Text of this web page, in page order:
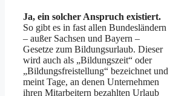
Ja, ein solcher Anspruch existiert.
So gibt es in fast allen Bundes­ländern
– außer Sachsen und Bayern –
Gesetze zum Bildungs­urlaub. Dieser
wird auch als „Bildungs­zeit“ oder
„Bildungs­frei­stellung“ bezeichnet und
meint Tage, an denen Unternehmen
ihren Mitarbeitern bezahlten Urlaub